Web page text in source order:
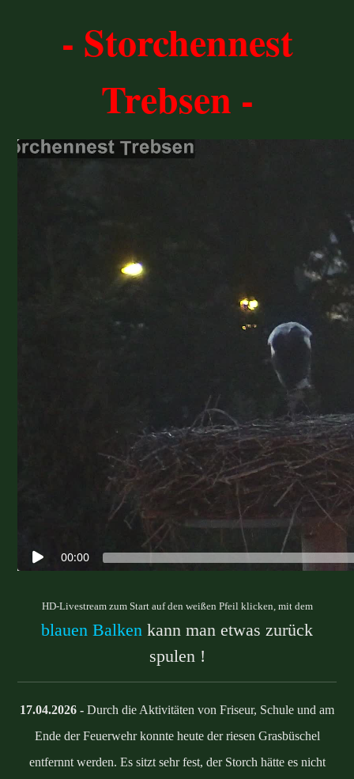
- Storchennest
Trebsen -
HD-Livestream zum Start auf den weißen Pfeil klicken, mit dem
blauen Balken kann man etwas zurück
spulen !
17.04.2026 - Durch die Aktivitäten von Friseur, Schule und am
Ende der Feuerwehr konnte heute der riesen Grasbüschel
entfernnt werden. Es sitzt sehr fest, der Storch hätte es nicht